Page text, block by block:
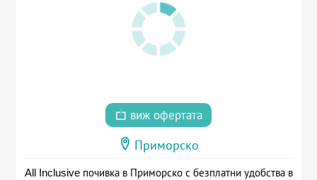
виж офертата
Приморско
All Inclusive почивка в Приморско с безплатни удобства в